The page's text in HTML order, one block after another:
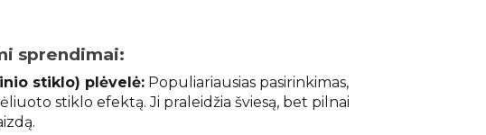
sprendimai:
stiklo) plėvelė: Populiariausias pasirinkimas,
stiklo efektą. Ji praleidžia šviesą, bet pilnai